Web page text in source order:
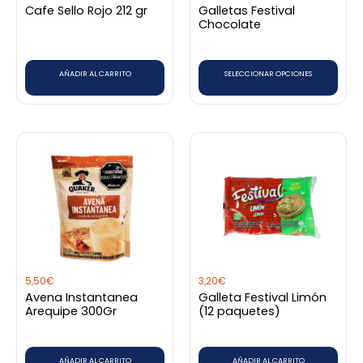
Cafe Sello Rojo 212 gr
AÑADIR AL CARRITO
Galletas Festival
Chocolate
SELECCIONAR OPCIONES
pueden
en
página
producto
5,50€
Avena Instantanea
Arequipe 300Gr
AÑADIR AL CARRITO
3,20€
Galleta Festival Limón
(12 paquetes)
AÑADIR AL CARRITO